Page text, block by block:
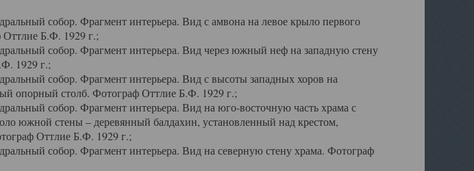
собор. Фрагмент интерьера. Вид с амвона на левое крыло первого
Оттлие Б.Ф. 1929 г.;
собор. Фрагмент интерьера. Вид через южный неф на западную стену
1929 г.;
собор. Фрагмент интерьера. Вид с высоты западных хоров на
опорный столб. Фотограф Оттлие Б.Ф. 1929 г.;
собор. Фрагмент интерьера. Вид на юго-восточную часть храма с
южной стены – деревянный балдахин, установленный над крестом,
Оттлие Б.Ф. 1929 г.;
собор. Фрагмент интерьера. Вид на северную стену храма. Фотограф